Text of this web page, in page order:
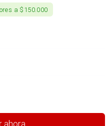
a $150.000